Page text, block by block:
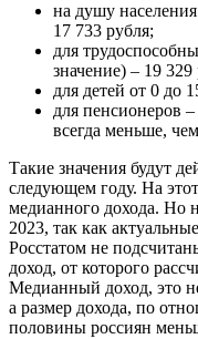
на душу
17 733 рубля;
для
значение) – 19 329
для детей от 0 до
для пенсионеров
всегда меньше,
Такие значения будут
следующем году. На
медианного дохода. Но
2023, так как
Росстатом не
доход, от которого
Медианный доход, это
а размер дохода, по
половины россиян